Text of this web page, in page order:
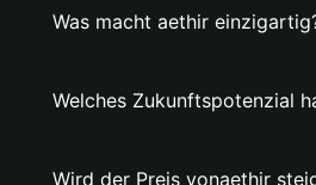
Was macht aethir
Welches Zukunftspotenzial
Wird der Preis vonaethir